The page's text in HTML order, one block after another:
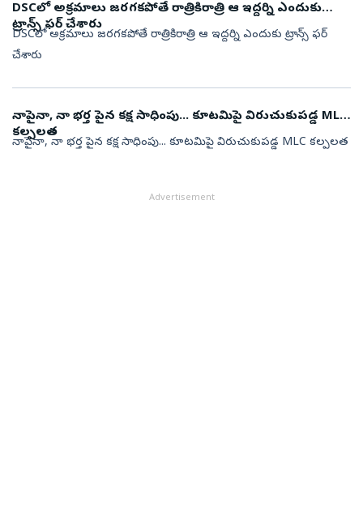
DSCలో అక్రమాలు జరగకపోతే రాత్రికిరాత్రి ఆ ఇద్దర్ని ఎందుకు
ట్రాన్స్ ఫర్ చేశారు
DSCలో అక్రమాలు జరగకపోతే రాత్రికిరాత్రి ఆ ఇద్దర్ని ఎందుకు ట్రాన్స్ ఫర్
చేశారు
నాపైనా, నా భర్త పైన కక్ష సాధింపు... కూటమిపై విరుచుకుపడ్డ MLC
కల్పలత
నాపైనా, నా భర్త పైన కక్ష సాధింపు... కూటమిపై విరుచుకుపడ్డ MLC కల్పలత
Advertisement